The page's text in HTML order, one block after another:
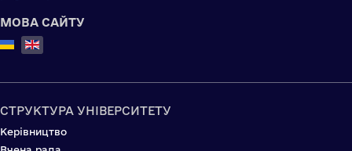
МОВА САЙТУ
Select your language
СТРУКТУРА УНІВЕРСИТЕТУ
Керівництво